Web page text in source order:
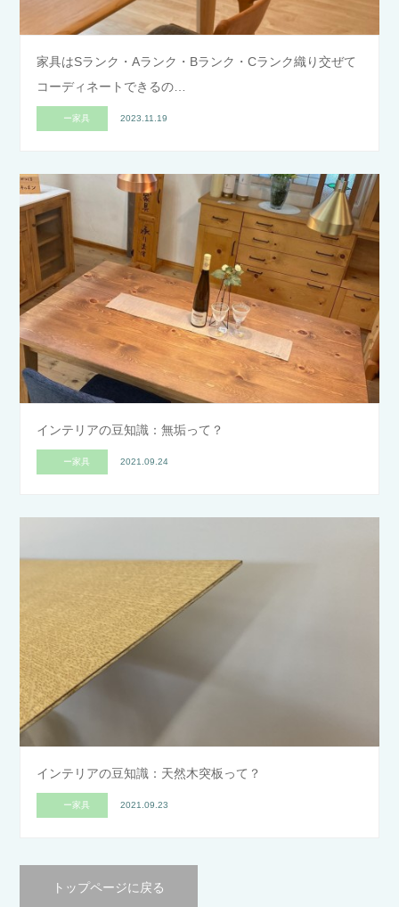
家具はSランク・Aランク・Bランク・Cランク織り交ぜて
コーディネートできるの…
ー家具 2023.11.19
インテリアの豆知識：無垢って？
ー家具 2021.09.24
インテリアの豆知識：天然木突板って？
ー家具 2021.09.23
トップページに戻る